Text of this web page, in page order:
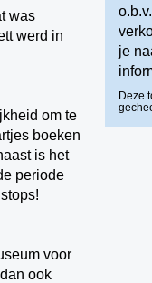
was
werd in
om te
boeken
is het
periode
voor
ook
je
Deze